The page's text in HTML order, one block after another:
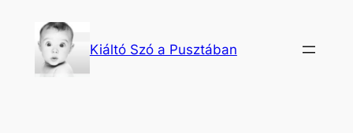
tartalomhoz
Kiáltó Szó a Pusztában